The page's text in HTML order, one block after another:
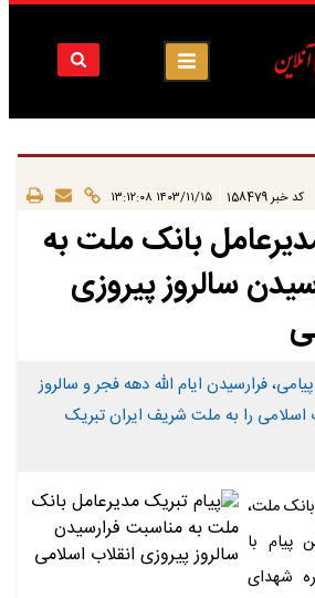
کد خبر 158479 ۱۴۰۳/۱۱/۱۵ ۱۳:۱۲:۰۸
بانک ملت به
سالروز پیروزی
فرارسیدن ایام الله دهه فجر و سالروز
اسلامی را به ملت شریف ایران تبریک
ملت،
پیام با
شهدای